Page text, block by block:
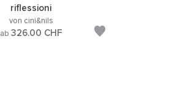
riflessioni
von cini&nils
ab 326.00 CHF